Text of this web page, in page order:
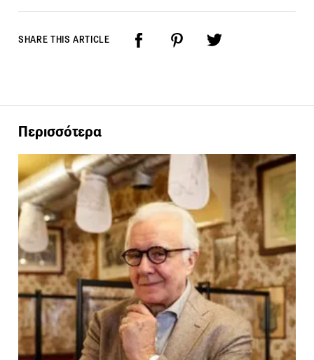
SHARE THIS ARTICLE
Περισσότερα